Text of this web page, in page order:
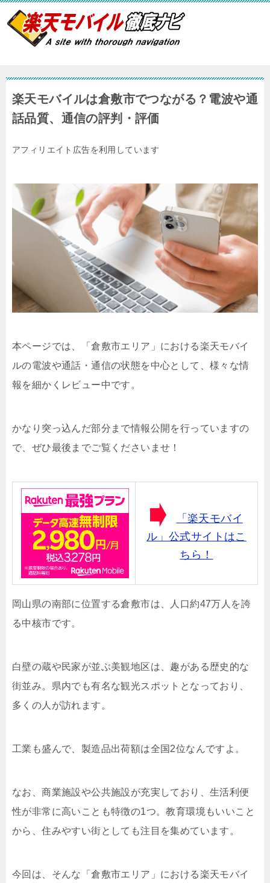
楽天モバイルは倉敷市でつながる？電波や通
話品質、通信の評判・評価
アフィリエイト広告を利用しています
本ページでは、「倉敷市エリア」における楽天モバイ
ルの電波や通話・通信の状態を中心として、様々な情
報を細かくレビュー中です。
かなり突っ込んだ部分まで情報公開を行っていますの
で、ぜひ最後までご覧くださいませ！
「楽天モバイ
ル」公式サイトはこ
ちら！
岡山県の南部に位置する倉敷市は、人口約47万人を誇
る中核市です。
白壁の蔵や民家が並ぶ美観地区は、趣がある歴史的な
街並み。県内でも有名な観光スポットとなっており、
多くの人が訪れます。
工業も盛んで、製造品出荷額は全国2位なんですよ。
なお、商業施設や公共施設が充実しており、生活利便
性が非常に高いことも特徴の1つ。教育環境もいいこと
から、住みやすい街としても注目を集めています。
今回は、そんな「倉敷市エリア」における楽天モバイ